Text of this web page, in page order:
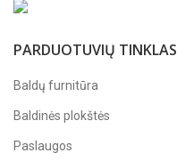
PARDUOTUVIŲ TINKLAS
Baldų furnitūra
Baldinės plokštės
Paslaugos